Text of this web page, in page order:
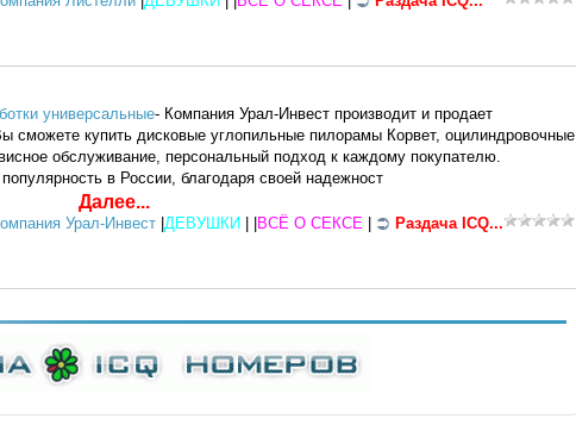
универсальные- Компания Урал-Инвест производит и продает
сможете купить дисковые углопильные пилорамы Корвет, оцилиндровочные
обслуживание, персональный подход к каждому покупателю.
в России, благодаря своей надежност
Далее...
Урал-Инвест|ДЕВУШКИ| |ВСЁ О СЕКСЕ |
Раздача ICQ...